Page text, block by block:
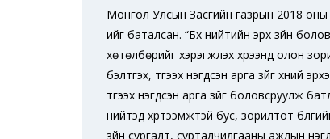
Монгол Улсын Засгийн газрын 2018 оны
ийг баталсан. “Бүх нийтийн эрх зүйн
хөтөлбөрийг хэрэгжүүлэх хүрээнд олон
бэлтгэх, түгээх нэгдсэн арга зүйг хүний
түгээх нэгдсэн арга зүйг боловсруулж
нийтэд хүртээмжтэй бус, зорилтот
зүйн сургалт, сурталчилгааны ажлын